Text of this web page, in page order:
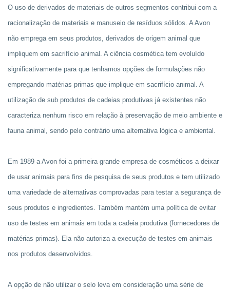
O uso de derivados de materiais de outros segmentos contribui com a
racionalização de materiais e manuseio de resíduos sólidos. A Avon
não emprega em seus produtos, derivados de origem animal que
impliquem em sacrifício animal. A ciência cosmética tem evoluído
significativamente para que tenhamos opções de formulações não
empregando matérias primas que implique em sacrifício animal. A
utilização de sub produtos de cadeias produtivas já existentes não
caracteriza nenhum risco em relação à preservação de meio ambiente e
fauna animal, sendo pelo contrário uma alternativa lógica e ambiental.
Em 1989 a Avon foi a primeira grande empresa de cosméticos a deixar
de usar animais para fins de pesquisa de seus produtos e tem utilizado
uma variedade de alternativas comprovadas para testar a segurança de
seus produtos e ingredientes. Também mantém uma política de evitar
uso de testes em animais em toda a cadeia produtiva (fornecedores de
matérias primas). Ela não autoriza a execução de testes em animais
nos produtos desenvolvidos.
A opção de não utilizar o selo leva em consideração uma série de